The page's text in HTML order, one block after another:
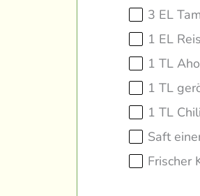
3 EL
1 EL
1 TL
1 TL
1 TL
Saft
Frischer